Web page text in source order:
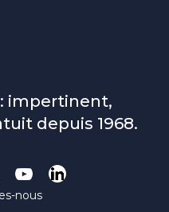
impertinent,
depuis 1968.
nous